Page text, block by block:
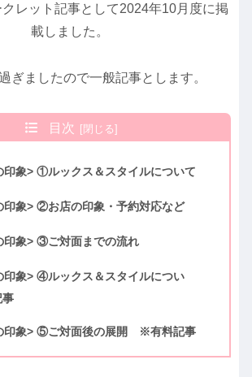
レット記事として2024年10月度に掲
載しました。
ぎましたので一般記事とします。
目次
印象> ①ルックス＆スタイルについて
印象> ②お店の印象・予約対応など
印象> ③ご対面までの流れ
印象> ④ルックス＆スタイルについ
印象> ⑤ご対面後の展開 ※有料記事